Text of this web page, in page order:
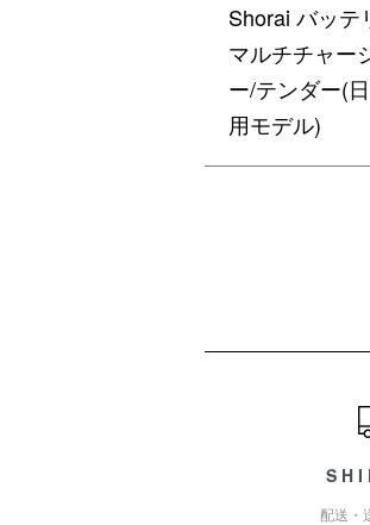
Shorai バッテ
マルチチャー
ー/テンダー(
用モデル)
配送・